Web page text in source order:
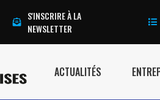
S'INSCRIRE À LA
NEWSLETTER
ACTUALITÉS